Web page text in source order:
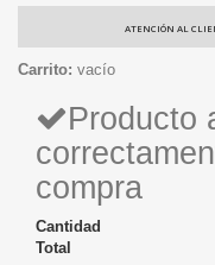
ATENCIÓN AL
Carrito: vacío
Producto
compra
Cantidad
Total